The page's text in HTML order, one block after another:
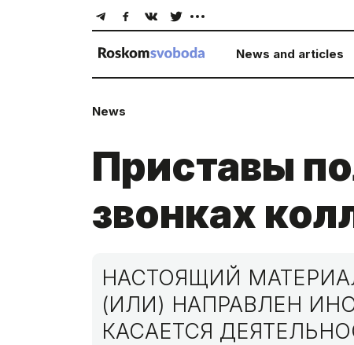
News and articles
News
Приставы
звонках
НАСТОЯЩИЙ
(ИЛИ) НАПРАВЛЕН
КАСАЕТСЯ